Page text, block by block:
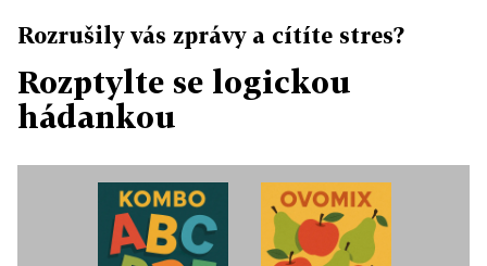
Rozrušily vás zprávy a cítíte stres?
Rozptylte se logickou
hádankou